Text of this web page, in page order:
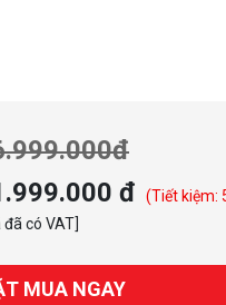
đ
(Tiết kiệm:
đã có VAT]
MUA NGAY